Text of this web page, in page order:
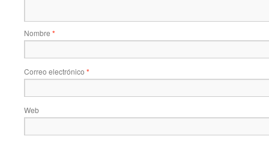
Nombre *
Correo electrónico *
Web